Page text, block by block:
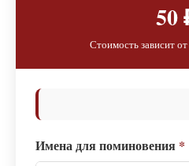
50
Стоимость зависит
Имена для поминовения *